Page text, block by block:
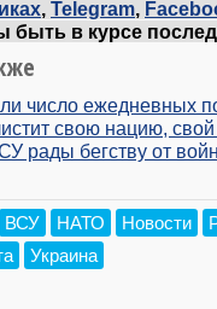
, Telegram,
быть в курсе
число ежедневных
свою нацию,
рады бегству от
ВСУ НАТО Новости
Украина